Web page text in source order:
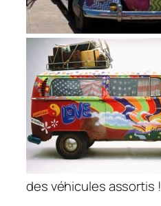
des véhicules assortis !